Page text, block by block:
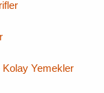
Kolay Yemekler